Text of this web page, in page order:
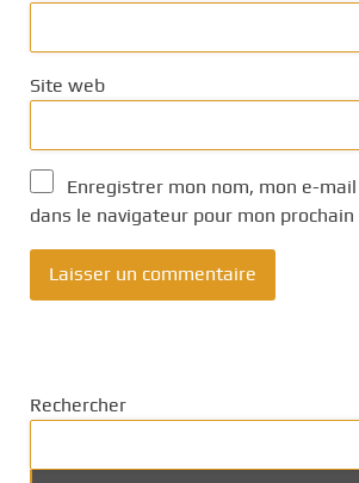
Site web
Enregistrer mon nom, mon e-
dans le navigateur pour mon
Rechercher